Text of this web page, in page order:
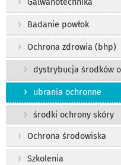
Galwanotechnika
Badanie powłok
Ochrona zdrowia (bhp)
dystrybucja środków
ubrania ochronne
środki ochrony skóry
Ochrona środowiska
Szkolenia